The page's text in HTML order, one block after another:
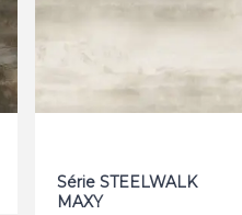
Série STEELWALK
MAXY